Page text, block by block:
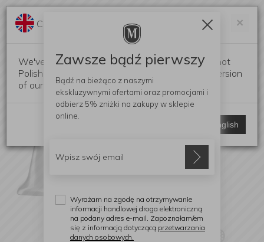
×
Change language?
We've detected that your browser language is not
Polish. Would you like to switch to the English version
of our website?
Switch to English
Zawsze bądź pierwszy
Bądź na bieżąco z naszymi
ekskluzywnymi ofertami oraz promocjami i
odbierz 5% zniżki na zakupy w sklepie
online.
Wyrażam na zgodę na otrzymywanie
informacji handlowej droga elektroniczną
na podany adres e-mail. Zapoznałam/em
się z informacją dotyczącą przetwarzania
danych osobowych.